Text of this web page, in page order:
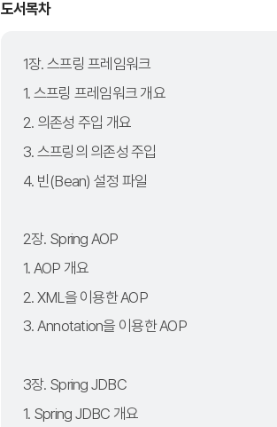
도서목차
1장. 스프링 프레임워크
1. 스프링 프레임워크 개요
2. 의존성 주입 개요
3. 스프링의 의존성 주입
4. 빈(Bean) 설정 파일
2장. Spring AOP
1. AOP 개요
2. XML을 이용한 AOP
3. Annotation을 이용한 AOP
3장. Spring JDBC
1. Spring JDBC 개요